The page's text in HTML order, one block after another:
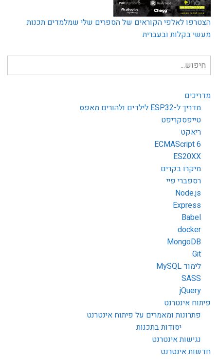
הצטרפו לאלפי הקוראים של הספרים שלי שמלמדים תכנות
מעשי בקלות ובעברית
חיפוש
עבור:
מדריכים
מדריך ל-ESP32 לילדים ולהורים מאפס
טייפסקריפט
ריאקט
ECMAScript 6
ES20XX
מיקרו בקרים
רספברי פיי
Node.js
Express
Babel
docker
MongoDB
Git
לימוד MySQL
SASS
jQuery
פיתוח אינטרנט
פתרונות ומאמרים על פיתוח אינטרנט
יסודות בתכנות
נגישות אינטרנט
חדשות אינטרנט